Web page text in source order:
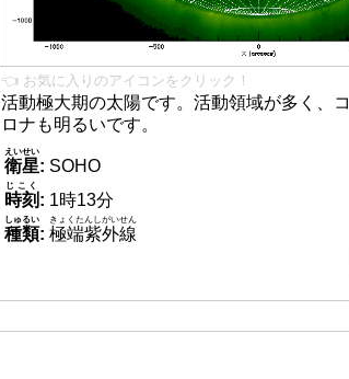
👈 お気に入りのアイコンをクリック！
活動極大期の太陽です。活動領域が多く、コ
ロナも明るいです。
衛星
えいせい
: SOHO
時刻
じこく
: 1時13分
種類
しゅるい
: 極端紫外線
きょくたんしがいせん